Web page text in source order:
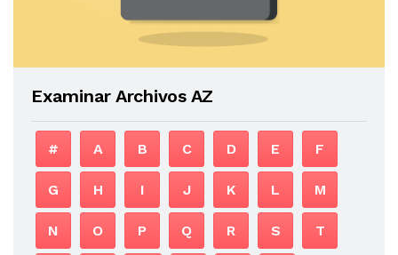
Examinar Archivos AZ
# A B C D E F
G H I J K L M
N O P Q R S T